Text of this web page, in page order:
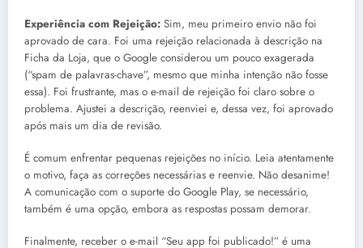
Experiência com Rejeição: Sim, meu primeiro envio não foi
aprovado de cara. Foi uma rejeição relacionada à descrição na
Ficha da Loja, que o Google considerou um pouco exagerada
(“spam de palavras-chave”, mesmo que minha intenção não fosse
essa). Foi frustrante, mas o e-mail de rejeição foi claro sobre o
problema. Ajustei a descrição, reenviei e, dessa vez, foi aprovado
após mais um dia de revisão.
É comum enfrentar pequenas rejeições no início. Leia atentamente
o motivo, faça as correções necessárias e reenvie. Não desanime!
A comunicação com o suporte do Google Play, se necessário,
também é uma opção, embora as respostas possam demorar.
Finalmente, receber o e-mail “Seu app foi publicado!” é uma